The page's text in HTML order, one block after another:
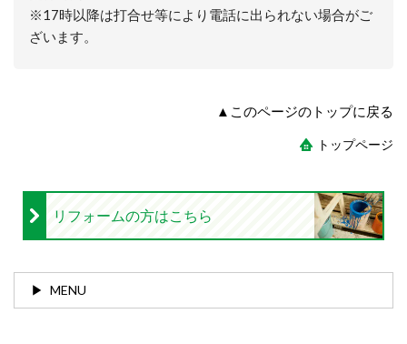
※17時以降は打合せ等により電話に出られない場合がご
ざいます。
▲このページのトップに戻る
トップページ
リフォームの方はこちら
MENU